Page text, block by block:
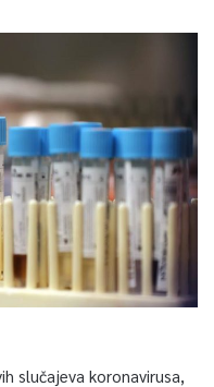
slučajeva koronavirusa,